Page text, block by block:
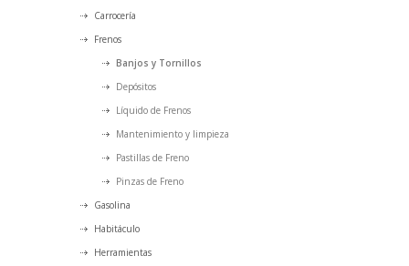
Carrocería
Frenos
Banjos y Tornillos
Depósitos
Líquido de Frenos
Mantenimiento y limpieza
Pastillas de Freno
Pinzas de Freno
Gasolina
Habitáculo
Herramientas